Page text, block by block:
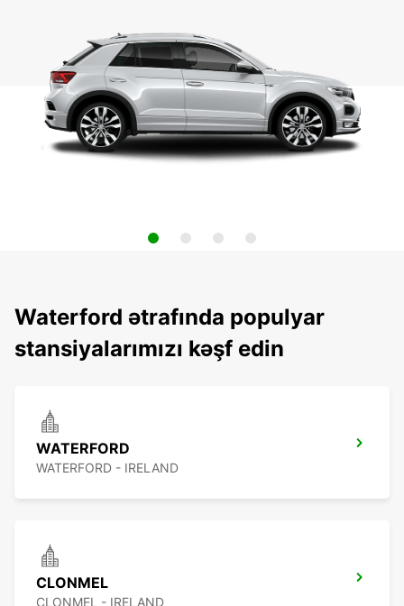
Waterford ətrafında populyar
stansiyalarımızı kəşf edin
WATERFORD
WATERFORD - IRELAND
CLONMEL
CLONMEL - IRELAND